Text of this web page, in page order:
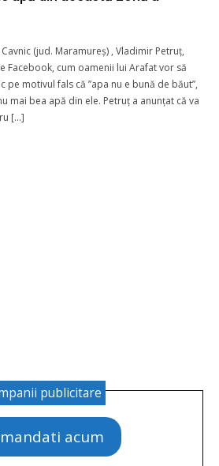
(jud. Maramureş) , Vladimir Petruț,
Facebook, cum oamenii lui Arafat vor să
pe motivul fals că ”apa nu e bună de băut”,
mai bea apă din ele. Petruț a anunțat că va
[…]
publicitare
acum